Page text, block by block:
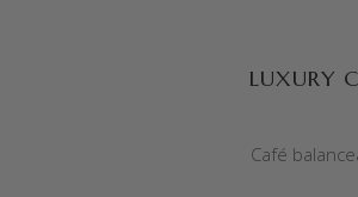
LUXURY
Café